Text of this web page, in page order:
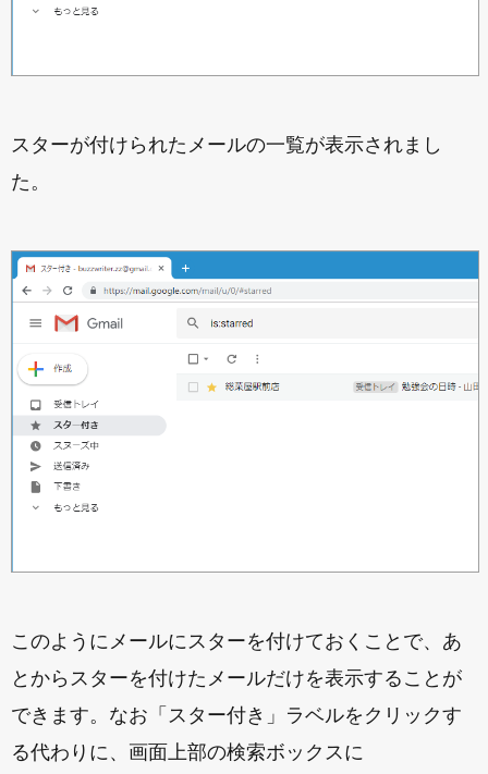
スターが付けられたメールの一覧が表示されまし
た。
このようにメールにスターを付けておくことで、あ
とからスターを付けたメールだけを表示することが
できます。なお「スター付き」ラベルをクリックす
る代わりに、画面上部の検索ボックスに